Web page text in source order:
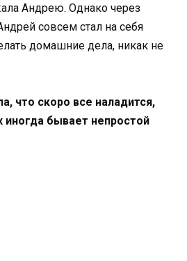
Андрею. Однако через
совсем стал на себя
домашние дела, никак не
что скоро все наладится,
иногда бывает непростой